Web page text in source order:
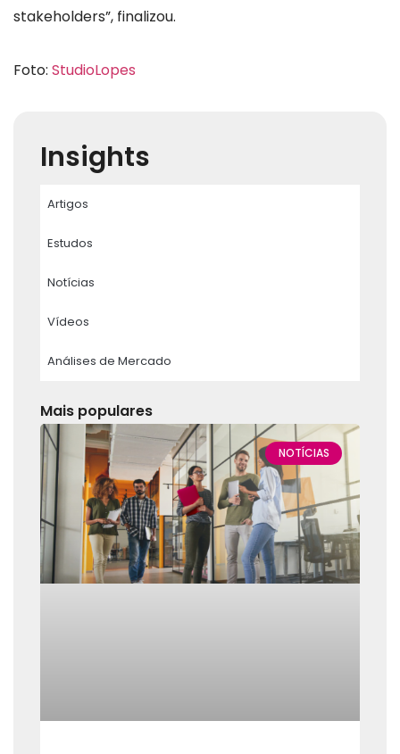
stakeholders”, finalizou.
Foto: StudioLopes
Insights
Artigos
Estudos
Notícias
Vídeos
Análises de Mercado
Mais populares
NOTÍCIAS